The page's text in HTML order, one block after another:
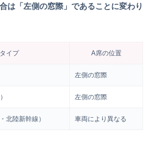
は「左側の窓際」であることに変わり
イプ A席の位置
左側の窓際
左側の窓際
北陸新幹線） 車両により異なる